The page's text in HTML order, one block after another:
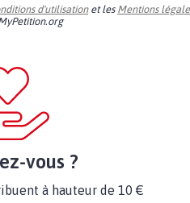
d'utilisationet les Mentions
vous ?
à hauteur de 10 €